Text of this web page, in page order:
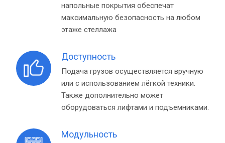
напольные покрытия обеспечат
максимальную безопасность на любом
этаже стеллажа
Доступность
Подача грузов осуществляется вручную
или с использованием лёгкой техники.
Также дополнительно может
оборудоваться лифтами и подъемниками.
Модульность